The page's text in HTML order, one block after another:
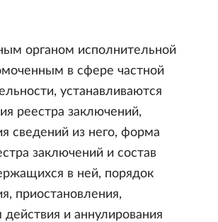
органом исполнительной
в сфере частной
устанавливаются
реестра заключений,
сведений из него, форма
заключений и состав
в ней, порядок
приостановления,
действия и аннулирования